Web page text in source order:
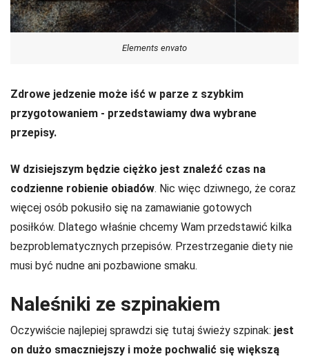
Elements envato
Zdrowe jedzenie może iść w parze z szybkim
przygotowaniem - przedstawiamy dwa wybrane
przepisy.
W dzisiejszym będzie ciężko jest znaleźć czas na
codzienne robienie obiadów. Nic więc dziwnego, że coraz
więcej osób pokusiło się na zamawianie gotowych
posiłków. Dlatego właśnie chcemy Wam przedstawić kilka
bezproblematycznych przepisów. Przestrzeganie diety nie
musi być nudne ani pozbawione smaku.
Naleśniki ze szpinakiem
Oczywiście najlepiej sprawdzi się tutaj świeży szpinak: jest
on dużo smaczniejszy i może pochwalić się większą